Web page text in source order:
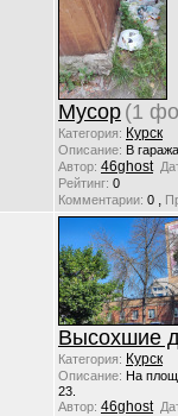
Мусор (1
Категория: Курск
Описание: В
Автор: 46ghost
Рейтинг: 0
Комментарии: 0 ,
Высохшие
Категория: Курск
Описание: На
23.
Автор: 46ghost